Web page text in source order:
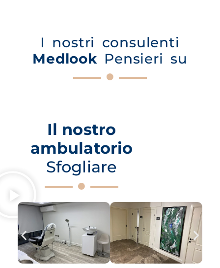
I nostri consulenti
MedlookPensieri su
Il nostro
ambulatorio
Sfogliare